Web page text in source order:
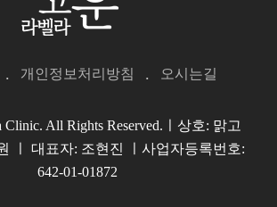
개인정보처리방침 오시는길
Clinic. All Rights Reserved.ㅣ상호: 맑고
ㅣ 대표자: 조현진 ㅣ사업자등록번호:
642-01-01872